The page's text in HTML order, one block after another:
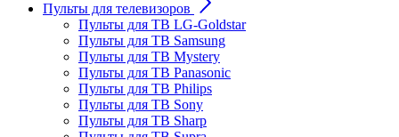
Пульты для телевизоров
Пульты для ТВ LG-Goldstar
Пульты для ТВ Samsung
Пульты для ТВ Mystery
Пульты для ТВ Panasonic
Пульты для ТВ Philips
Пульты для ТВ Sony
Пульты для ТВ Sharp